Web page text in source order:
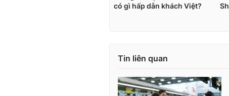
Tin liên quan